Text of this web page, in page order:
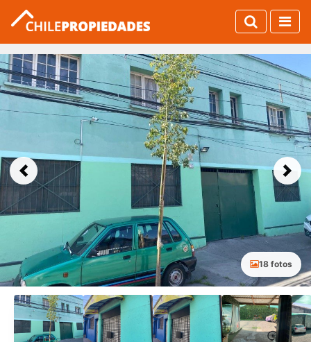
Previous Next
18 fotos